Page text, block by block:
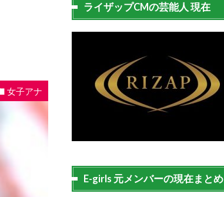
女子アナ
ライザップCMの芸能人 現在
E-girls 元メンバーの現在まとめ